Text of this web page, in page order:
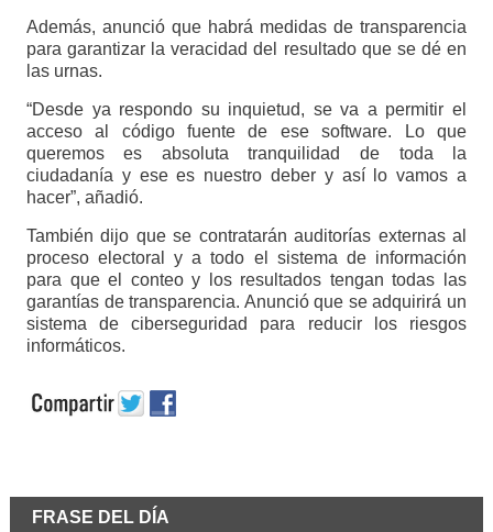
Además, anunció que habrá medidas de transparencia
para garantizar la veracidad del resultado que se dé en
las urnas.
“Desde ya respondo su inquietud, se va a permitir el
acceso al código fuente de ese software. Lo que
queremos es absoluta tranquilidad de toda la
ciudadanía y ese es nuestro deber y así lo vamos a
hacer”, añadió.
También dijo que se contratarán auditorías externas al
proceso electoral y a todo el sistema de información
para que el conteo y los resultados tengan todas las
garantías de transparencia. Anunció que se adquirirá un
sistema de ciberseguridad para reducir los riesgos
informáticos.
FRASE DEL DÍA